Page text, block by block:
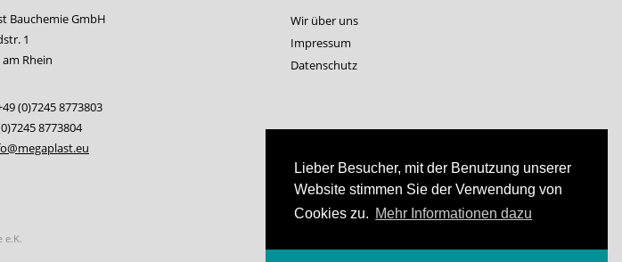
Lieber Besucher, mit der Benutzung unserer
Website stimmen Sie der Verwendung von
Cookies zu. Mehr Informationen dazu
Bauchemie GmbH
1
Rhein
(0)7245 8773803
8773804
Wir über uns
Impressum
Datenschutz
e.K.